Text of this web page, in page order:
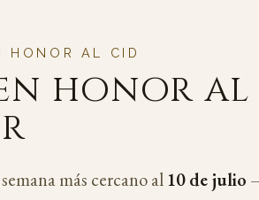
HONOR AL CID
honor al
más cercano al10 de julio